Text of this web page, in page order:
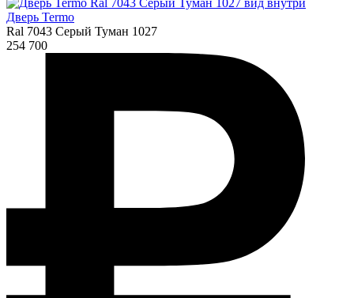
Дверь Termo
Ral 7043 Серый Туман 1027
254 700